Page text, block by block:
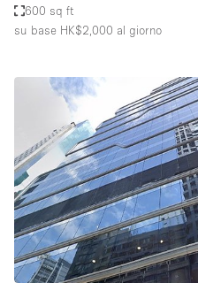
600 sq ft
su base HK$2,000 al giorno